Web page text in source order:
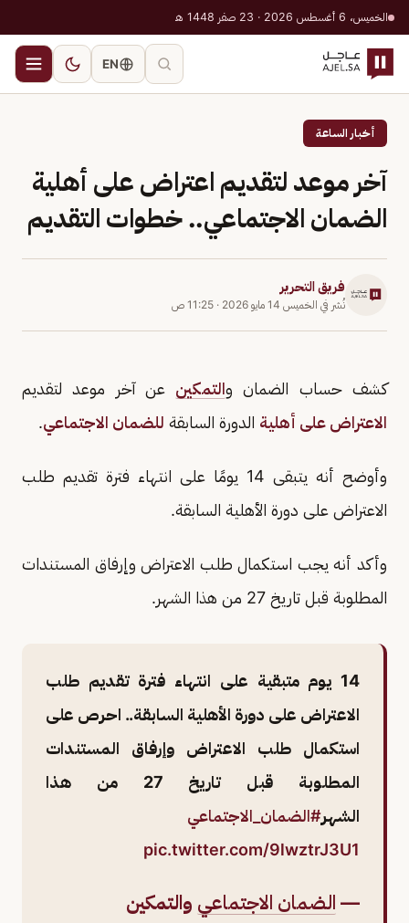
الخميس، 6 أغسطس 2026 · 23 صفر 1448 هـ
EN
أخبار الساعة
آخر موعد لتقديم اعتراض على أهلية
الضمان الاجتماعي.. خطوات التقديم
فريق التحرير
نُشر في الخميس 14 مايو 2026 · 11:25 ص
كشف حساب الضمان والتمكين عن آخر موعد لتقديم
الاعتراض على أهلية الدورة السابقة للضمان الاجتماعي.
وأوضح أنه يتبقى 14 يومًا على انتهاء فترة تقديم طلب
الاعتراض على دورة الأهلية السابقة.
وأكد أنه يجب استكمال طلب الاعتراض وإرفاق المستندات
المطلوبة قبل تاريخ 27 من هذا الشهر.
14 يوم متبقية على انتهاء فترة تقديم طلب
الاعتراض على دورة الأهلية السابقة.. احرص على
استكمال طلب الاعتراض وإرفاق المستندات
المطلوبة قبل تاريخ 27 من هذا
الشهر#الضمان_الاجتماعي
pic.twitter.com/9lwztrJ3U1
— الضمان الاجتماعي والتمكين